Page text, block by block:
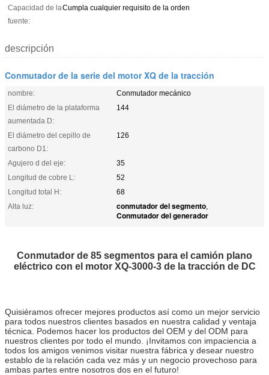
Capacidad de la
fuente:
Cumpla cualquier requisito de la orden
descripción
Conmutador de la serie del motor XQ de la tracción
nombre:
Conmutador mecánico
El diámetro de la plataforma
aumentada D:
144
El diámetro del cepillo de
carbono D1:
126
Agujero d del eje:
35
Longitud de cobre L:
52
Longitud total H:
68
Alta luz:
conmutador del segmento,
Conmutador del generador
Conmutador de 85 segmentos para el camión plano
eléctrico con el motor XQ-3000-3 de la tracción de DC
Quisiéramos ofrecer mejores productos así como un mejor servicio
para todos nuestros clientes basados en nuestra calidad y ventaja
técnica. Podemos hacer los productos del OEM y del ODM para
nuestros clientes por todo el mundo. ¡Invitamos con impaciencia a
todos los amigos venimos visitar nuestra fábrica y desear nuestro
establo de la relación cada vez más y un negocio provechoso para
ambas partes entre nosotros dos en el futuro!